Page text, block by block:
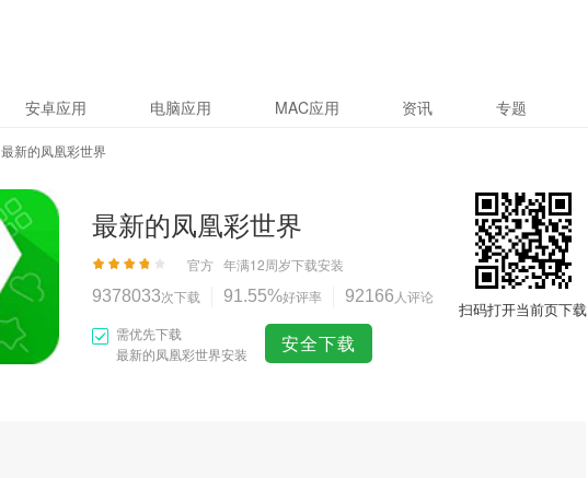
安卓应用 电脑应用 MAC应用 资讯 专题
最新的凤凰彩世界
最新的凤凰彩世界
官方 年满12周岁下载安装
9378033次下载 91.55%好评率 92166 人评论
需优先下载
最新的凤凰彩世界安装
安全下载
扫码打开当前页下载